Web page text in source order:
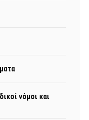
νόμοι και